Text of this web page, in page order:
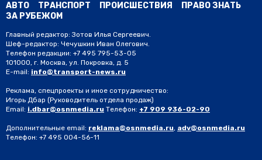
АВТО ТРАНСПОРТ ПРОИСШЕСТВИЯ
ПРАВО ЗНАТЬ
ЗА РУБЕЖОМ
Главный редактор: Зотов Илья Сергеевич.
Шеф-редактор: Чечушкин Иван Олегович.
Телефон редакции: +7 495 795-53-05
101000, г. Москва, ул. Покровка, д. 5
E-mail: info@transport-news.ru
Реклама, спецпроекты и иное сотрудничество:
Игорь Дбар (Руководитель отдела продаж)
Email: i.dbar@osnmedia.ru Телефон: +7 909 936-02-90
Дополнительные email: reklama@osnmedia.ru, adv@osnmedia.ru
Телефон: +7 495 004-56-11